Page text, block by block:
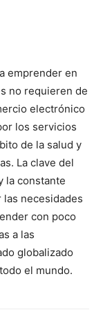
emprender en
no requieren de
electrónico
los servicios
de la salud y
La clave del
la constante
las necesidades
con poco
a las
globalizado
el mundo.